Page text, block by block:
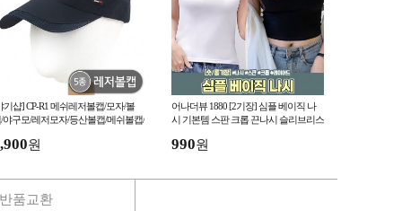
기샵] CP-R1 메쉬레저볼캡/모자/볼
야구모/레저모자/등산볼캡/메쉬볼캡/
원
어나더뷰 1880 [2기장] 심플 베이직 나
시 기본템 스판 크롭 끈나시 슬리브리스
990원
반품교환